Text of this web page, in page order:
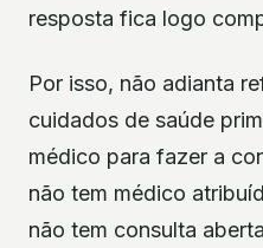
resposta fica logo
Por isso, não adianta
cuidados de saúde
médico para fazer a
não tem médico
não tem consulta